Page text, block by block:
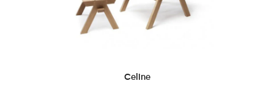
DEVAMINI OKU
Celine